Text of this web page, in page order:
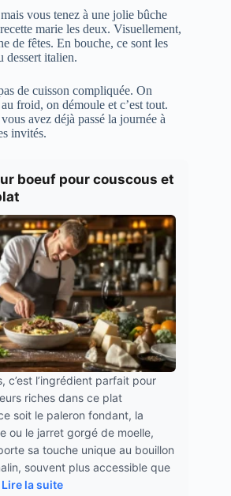
vous tenez à une jolie bûche
marie les deux. Visuellement,
de fêtes. En bouche, ce sont les
dessert italien.
de cuisson compliquée. On
froid, on démoule et c’est tout.
avez déjà passé la journée à
invités.
boeuf pour couscous et
c’est l’ingrédient parfait pour
riches dans ce plat
soit le paleron fondant, la
ou le jarret gorgé de moelle,
sa touche unique au bouillon
souvent plus accessible que
Lire la suite